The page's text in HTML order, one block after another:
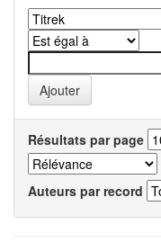
Résultats par page
Auteurs par record